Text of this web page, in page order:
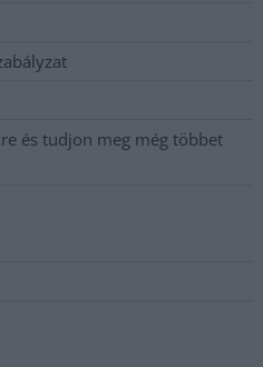
és tudjon meg még többet